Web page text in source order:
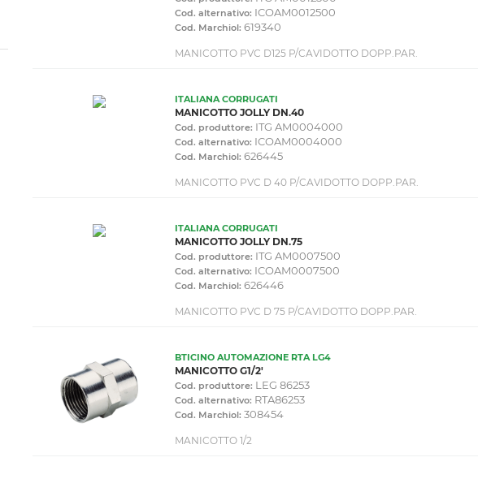
Cod. alternativo: ICOAM0012500
Cod. Marchiol: 619340
MANICOTTO PVC D125 P/CAVIDOTTO DOPP.PAR.
ITALIANA CORRUGATI
MANICOTTO JOLLY DN.40
Cod. produttore: ITG AM0004000
Cod. alternativo: ICOAM0004000
Cod. Marchiol: 626445
MANICOTTO PVC D 40 P/CAVIDOTTO DOPP.PAR.
ITALIANA CORRUGATI
MANICOTTO JOLLY DN.75
Cod. produttore: ITG AM0007500
Cod. alternativo: ICOAM0007500
Cod. Marchiol: 626446
MANICOTTO PVC D 75 P/CAVIDOTTO DOPP.PAR.
BTICINO AUTOMAZIONE RTA LG4
MANICOTTO G1/2'
Cod. produttore: LEG 86253
Cod. alternativo: RTA86253
Cod. Marchiol: 308454
MANICOTTO 1/2